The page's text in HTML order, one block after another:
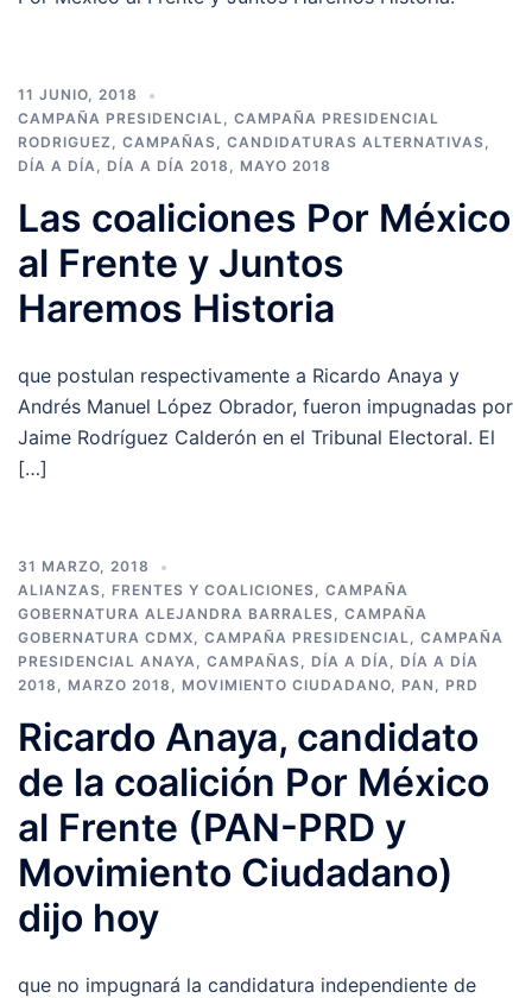
11 JUNIO, 2018
CAMPAÑA PRESIDENCIAL, CAMPAÑA PRESIDENCIAL
RODRIGUEZ , CAMPAÑAS, CANDIDATURAS ALTERNATIVAS,
DÍA A DÍA, DÍA A DÍA 2018 , MAYO 2018
Las coaliciones Por México
al Frente y Juntos
Haremos Historia
que postulan respectivamente a Ricardo Anaya y
Andrés Manuel López Obrador, fueron impugnadas por
Jaime Rodríguez Calderón en el Tribunal Electoral. El
[…]
31 MARZO, 2018
ALIANZAS, FRENTES Y COALICIONES, CAMPAÑA
GOBERNATURA ALEJANDRA BARRALES, CAMPAÑA
GOBERNATURA CDMX, CAMPAÑA PRESIDENCIAL, CAMPAÑA
PRESIDENCIAL ANAYA, CAMPAÑAS, DÍA A DÍA, DÍA A DÍA
2018 , MARZO 2018 , MOVIMIENTO CIUDADANO, PAN , PRD
Ricardo Anaya, candidato
de la coalición Por México
al Frente (PAN-PRD y
Movimiento Ciudadano)
dijo hoy
que no impugnará la candidatura independiente de